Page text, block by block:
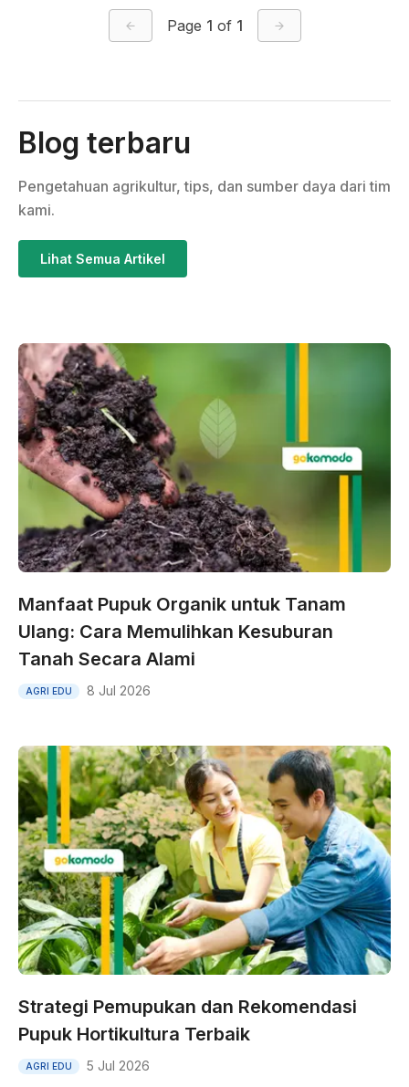
Page 1 of 1
Blog terbaru
Pengetahuan agrikultur, tips, dan sumber daya dari tim
kami.
Lihat Semua Artikel
Manfaat Pupuk Organik untuk Tanam
Ulang: Cara Memulihkan Kesuburan
Tanah Secara Alami
AGRI EDU 8 Jul 2026
Strategi Pemupukan dan Rekomendasi
Pupuk Hortikultura Terbaik
AGRI EDU 5 Jul 2026